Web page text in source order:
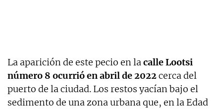
La aparición de este pecio en lacalle Lootsi
número 8 ocurrió en abril de 2022cerca del
puerto de la ciudad. Los restos yacían bajo el
sedimento de una zona urbana que, en la Edad